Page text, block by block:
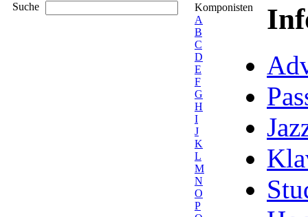
Suche
Komponisten
A
B
C
D
E
F
G
H
I
J
K
L
M
N
O
P